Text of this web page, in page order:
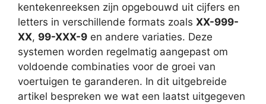
kentekenreeksen zijn opgebouwd uit cijfers en
letters in verschillende formats zoals XX-999-
XX, 99-XXX-9 en andere variaties. Deze
systemen worden regelmatig aangepast om
voldoende combinaties voor de groei van
voertuigen te garanderen. In dit uitgebreide
artikel bespreken we wat een laatst uitgegeven